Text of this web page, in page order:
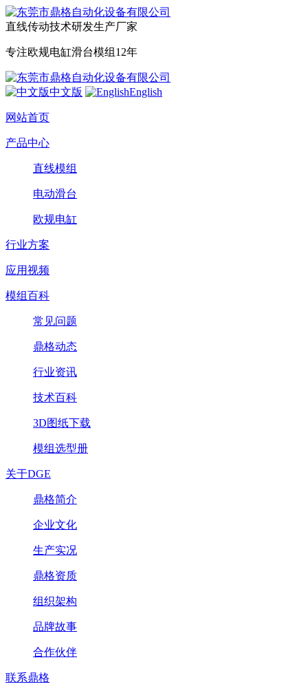
直线传动技术研发生产厂家
专注欧规电缸滑台模组12年
中文版 English
网站首页
产品中心
直线模组
电动滑台
欧规电缸
行业方案
应用视频
模组百科
常见问题
鼎格动态
行业资讯
技术百科
3D图纸下载
模组选型册
关于DGE
鼎格简介
企业文化
生产实况
鼎格资质
组织架构
品牌故事
合作伙伴
联系鼎格